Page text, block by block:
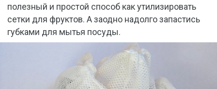
полезный и простой способ как утилизировать
сетки для фруктов. А заодно надолго запастись
губками для мытья посуды.